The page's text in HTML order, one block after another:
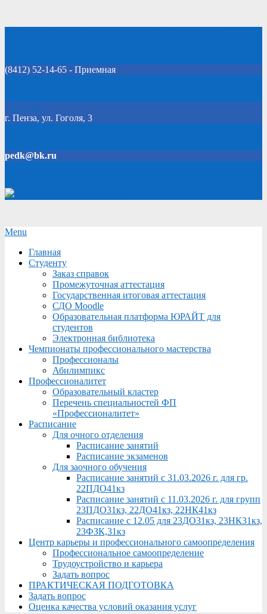
(8412) 52-14-65 - Приемная
Click Here
г. Пенза, ул. Гоголя, 3
pedk@bk.ru
Secondary
Menu
Menu
Главная
Студенту
Заказ справок
Промежуточная аттестация
Государственная итоговая аттестация
СДО Moodle
Образовательная платформа ЮРАЙТ для
студентов
Электронная библиотека
Чемпионаты профессионального мастерства
Профессионалы
Абилимпикс
Профессионалитет
Образовательный кластер
Перечень специальностей ФП
«Профессионалитет»
Расписание
Для очного отделения
Расписание занятий
Расписание экзаменов
Для заочного обучения
Расписание занятий с 31.03.2026 г. для гр.
22ПДО41кз
Расписание занятий с 11.03.2026 г. для групп
23ПДО31кз, 22ДО41кз, 22НК41кз
Расписание с 12.05 для 23ДО31кз, 23НК31кз,
23ФЗК,31кз
Центр карьеры и профессионального самоопределения
Профессиональное самоопределение
Трудоустройство и карьера
Задать вопрос
ПРАКТИЧЕСКАЯ ПОДГОТОВКА
Задать вопрос
Оценка качества условий оказания услуг